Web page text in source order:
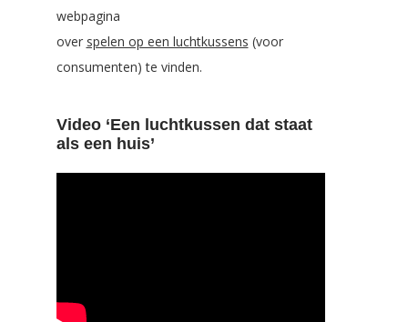
webpagina
over spelen op een luchtkussens (voor
consumenten) te vinden.
Video ‘Een luchtkussen dat staat
als een huis’